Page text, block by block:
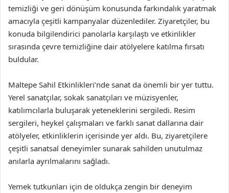
temizliği ve geri dönüşüm konusunda farkındalık yaratmak
amacıyla çeşitli kampanyalar düzenlediler. Ziyaretçiler, bu
konuda bilgilendirici panolarla karşılaştı ve etkinlikler
sırasında çevre temizliğine dair atölyelere katılma fırsatı
buldular.
Maltepe Sahil Etkinlikleri’nde sanat da önemli bir yer tuttu.
Yerel sanatçılar, sokak sanatçıları ve müzisyenler,
katılımcılarla buluşarak yeteneklerini sergiledi. Resim
sergileri, heykel çalışmaları ve farklı sanat dallarına dair
atölyeler, etkinliklerin içerisinde yer aldı. Bu, ziyaretçilere
çeşitli sanatsal deneyimler sunarak sahilden unutulmaz
anılarla ayrılmalarını sağladı.
Yemek tutkunları için de oldukça zengin bir deneyim